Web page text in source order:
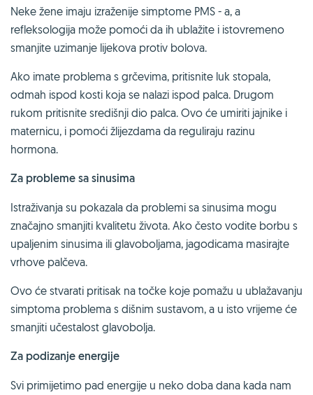
Neke žene imaju izraženije simptome PMS - a, a
refleksologija može pomoći da ih ublažite i istovremeno
smanjite uzimanje lijekova protiv bolova.
Ako imate problema s grčevima, pritisnite luk stopala,
odmah ispod kosti koja se nalazi ispod palca. Drugom
rukom pritisnite središnji dio palca. Ovo će umiriti jajnike i
maternicu, i pomoći žlijezdama da reguliraju razinu
hormona.
Za probleme sa sinusima
Istraživanja su pokazala da problemi sa sinusima mogu
značajno smanjiti kvalitetu života. Ako često vodite borbu s
upaljenim sinusima ili glavoboljama, jagodicama masirajte
vrhove palčeva.
Ovo će stvarati pritisak na točke koje pomažu u ublažavanju
simptoma problema s dišnim sustavom, a u isto vrijeme će
smanjiti učestalost glavobolja.
Za podizanje energije
Svi primijetimo pad energije u neko doba dana kada nam